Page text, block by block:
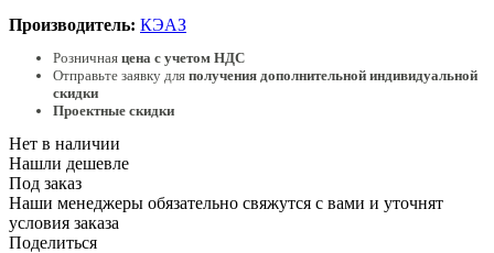
Производитель: КЭАЗ
Розничная цена с учетом НДС
Отправьте заявку для получения дополнительной индивидуальной
скидки
Проектные скидки
Нет в наличии
Нашли дешевле
Под заказ
Наши менеджеры обязательно свяжутся с вами и уточнят
условия заказа
Поделиться